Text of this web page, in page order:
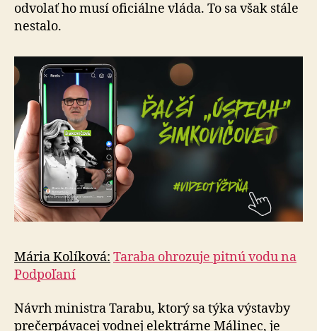
odvolať ho musí oficiálne vláda. To sa však stále
nestalo.
Mária Kolíková: Taraba ohrozuje pitnú vodu na
Podpoľaní
Návrh ministra Tarabu, ktorý sa týka výstavby
pre­čer­pá­va­cej vodnej elektrárne Málinec, je